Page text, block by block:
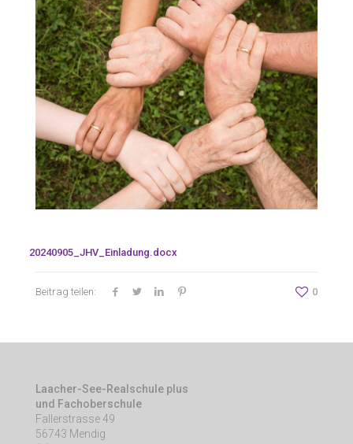
20240905_JHV_Einladung.docx
Beitrag teilen: 0
Laacher-See-Realschule plus
und Fachoberschule
Fallerstrasse 49
56743 Mendig